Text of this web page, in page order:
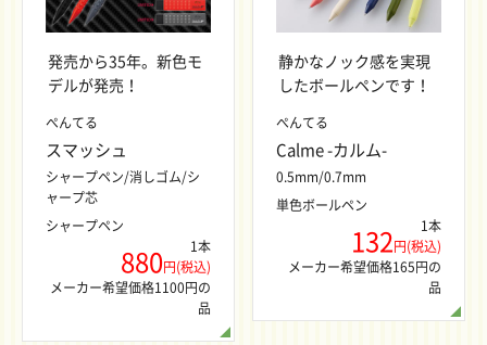
発売から35年。新色モ
デルが発売！
ぺんてる
スマッシュ
シャープペン/消しゴム/シ
ャープ芯
シャープペン
1本
880円(税込)
メーカー希望価格1100円の
品
静かなノック感を実現
したボールペンです！
ぺんてる
Calme -カルム-
0.5mm/0.7mm
単色ボールペン
1本
132円(税込)
メーカー希望価格165円の
品